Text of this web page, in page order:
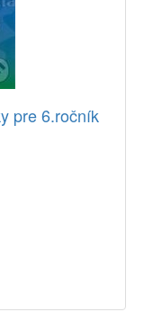
pre 6.ročník